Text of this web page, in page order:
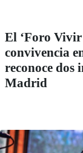
El ‘Foro Vivir
convivencia
reconoce dos
Madrid